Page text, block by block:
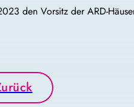
den Vorsitz der ARD-